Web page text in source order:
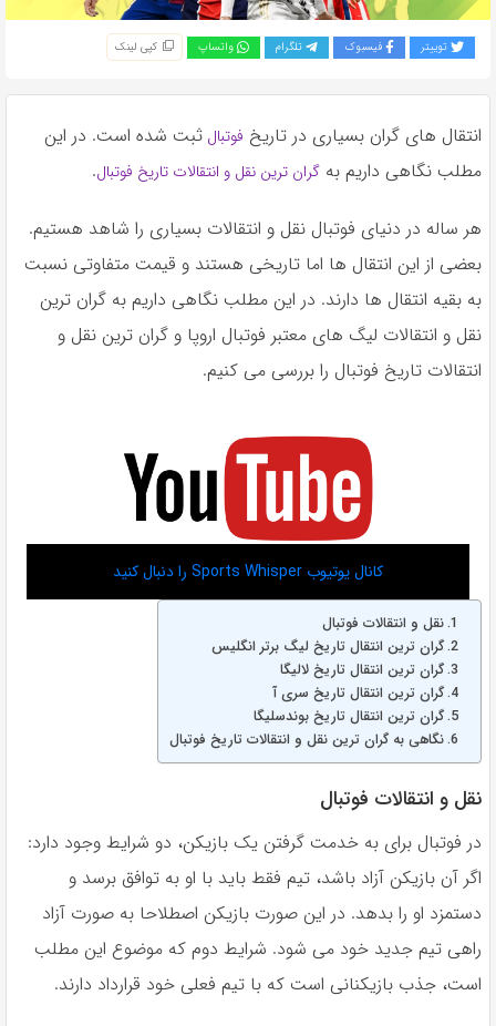
به
اشتراک
کپی
لینک
توییتر فیسبوک تلگرام واتساپ کپی لینک
انتقال های گران بسیاری در تاریخ فوتبال ثبت شده است. در این
مطلب نگاهی داریم به گران ترین نقل و انتقالات تاریخ فوتبال.
هر ساله در دنیای فوتبال نقل و انتقالات بسیاری را شاهد هستیم.
بعضی از این انتقال ها اما تاریخی هستند و قیمت متفاوتی نسبت
به بقیه انتقال ها دارند. در این مطلب نگاهی داریم به گران ترین
نقل و انتقالات لیگ های معتبر فوتبال اروپا و گران ترین نقل و
انتقالات تاریخ فوتبال را بررسی می کنیم.
کانال یوتیوب Sports Whisper را دنبال کنید
نقل و انتقالات فوتبال
گران ترین انتقال تاریخ لیگ برتر انگلیس
گران ترین انتقال تاریخ لالیگا
گران ترین انتقال تاریخ سری آ
گران ترین انتقال تاریخ بوندسلیگا
نگاهی به گران ترین نقل و انتقالات تاریخ فوتبال
نقل و انتقالات فوتبال
در فوتبال برای به خدمت گرفتن یک بازیکن، دو شرایط وجود دارد:
اگر آن بازیکن آزاد باشد، تیم فقط باید با او به توافق برسد و
دستمزد او را بدهد. در این صورت بازیکن اصطلاحا به صورت آزاد
راهی تیم جدید خود می شود. شرایط دوم که موضوع این مطلب
است، جذب بازیکنانی است که با تیم فعلی خود قرارداد دارند.